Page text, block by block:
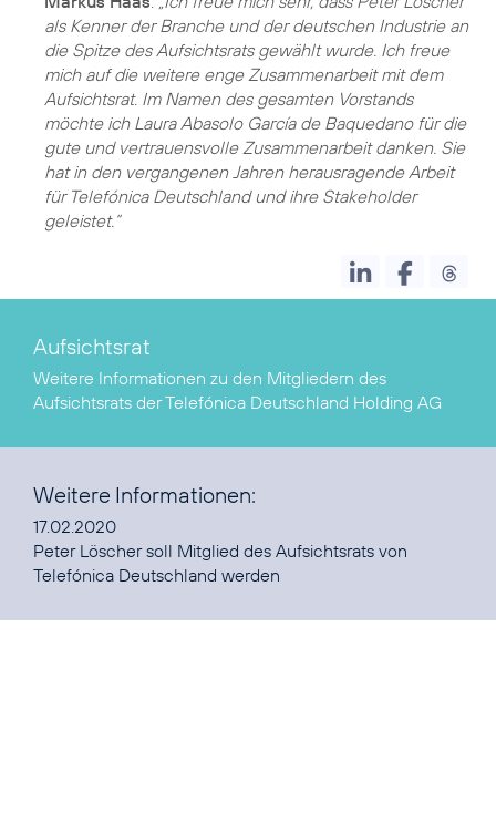
als Kenner der Branche und der deutschen Industrie an
die Spitze des Aufsichtsrats gewählt wurde. Ich freue
mich auf die weitere enge Zusammenarbeit mit dem
Aufsichtsrat. Im Namen des gesamten Vorstands
möchte ich Laura Abasolo García de Baquedano für die
gute und vertrauensvolle Zusammenarbeit danken. Sie
hat in den vergangenen Jahren herausragende Arbeit
für Telefónica Deutschland und ihre Stakeholder
geleistet.“
Aufsichtsrat
Weitere Informationen zu den Mitgliedern des
Aufsichtsrats der Telefónica Deutschland Holding AG
Weitere Informationen:
Peter Löscher soll Mitglied des Aufsichtsrats von
Telefónica Deutschland werden